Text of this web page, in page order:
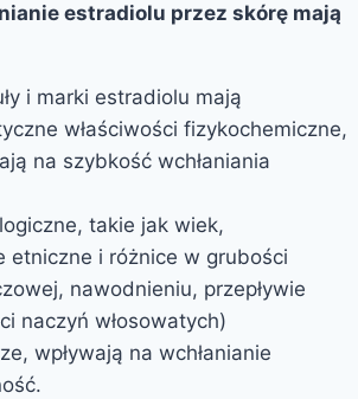
estradiolu przez skórę mają
i marki estradiolu mają
właściwości fizykochemiczne,
na szybkość wchłaniania
takie jak wiek,
etniczne i różnice w grubości
nawodnieniu, przepływie
naczyń włosowatych)
wpływają na wchłanianie